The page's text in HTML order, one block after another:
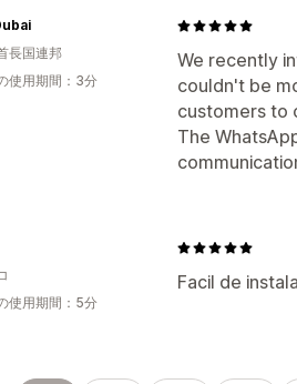
We recently
couldn't be
customers to
The
長国連邦
使用期間：3分
Facil de
使用期間：5分